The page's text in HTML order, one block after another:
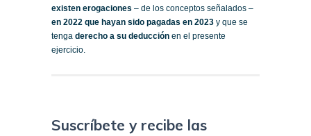
existen erogaciones – de los conceptos señalados –
en 2022 que hayan sido pagadas en 2023 y que se
tenga derecho a su deducción en el presente
ejercicio.